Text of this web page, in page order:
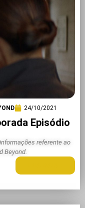
24/10/2021
Episódio
referente ao
Beyond.